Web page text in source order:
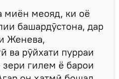
миён меояд, ки оё
башардӯстона, дар
Женева,
ва рӯйхати пурраи
гилем ё барои